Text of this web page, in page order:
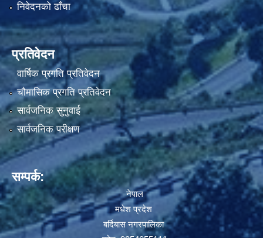
निवेदनको ढाँचा
प्रतिवेदन
वार्षिक प्रगति प्रतिवेदन
चौमासिक प्रगति प्रतिवेदन
सार्वजनिक सुनुवाई
सार्वजनिक परीक्षण
सम्पर्क:
नेपाल
मधेश प्रदेश
बर्दिबास नगरपालिका